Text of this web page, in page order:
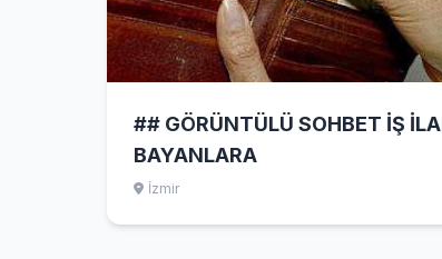
## GÖRÜNTÜLÜ SOHBET İŞ
BAYANLARA
İzmir